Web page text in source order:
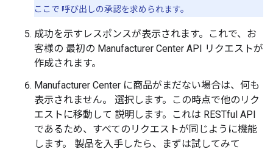
ここで 呼び出しの承認を求められます。
成功を示すレスポンスが表示されます。これで、お
客様の 最初の Manufacturer Center API リクエストが
作成されます。
Manufacturer Center に商品がまだない場合は、何も
表示されません。 選択します。この時点で他のリク
エストに移動して 説明します。これは RESTful API
であるため、すべてのリクエストが同じように機能
します。 製品を入手したら、まずは試してみて